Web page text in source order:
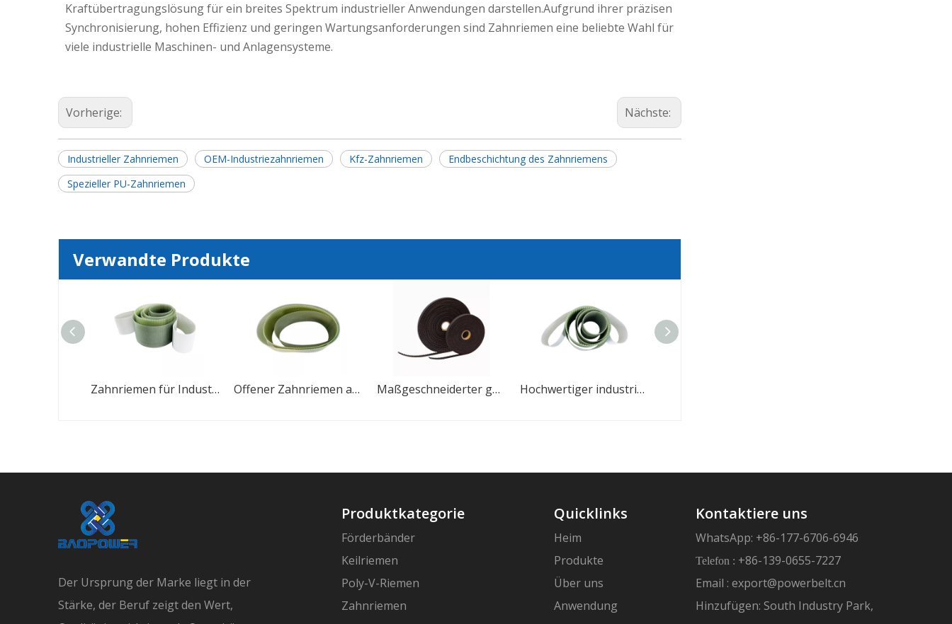
Kraftübertragungslösung für ein breites Spektrum industrieller Anwendungen darstellen.Aufgrund ihrer präzisen
Synchronisierung, hohen Effizienz und geringen Wartungsanforderungen sind Zahnriemen eine beliebte Wahl für
viele industrielle Maschinen- und Anlagensysteme.
Vorherige: Nächste:
Industrieller Zahnriemen OEM-Industriezahnriemen Kfz-Zahnriemen
Endbeschichtung des Zahnriemens
Spezieller PU-Zahnriemen
Verwandte Produkte
Zahnriemen für Industriefahrzeuge Offener Zahnriemen aus hitzebeständigem PU-Gummi Maßgeschneiderter gezahnter industrieller T5 PU XL MXL Auto-Gummi-Zahnriemen Hochwertiger industrieller Gummi-PU-Zahnriemen
Der Ursprung der Marke liegt in der
Stärke, der Beruf zeigt den Wert,
Produktkategorie
Förderbänder
Keilriemen
Poly-V-Riemen
Zahnriemen
Quicklinks
Heim
Produkte
Über uns
Anwendung
Kontaktiere uns
WhatsApp: +86-177-6706-6946
Telefon : +86-139-0655-7227
Email : export@powerbelt.cn
Hinzufügen: South Industry Park,